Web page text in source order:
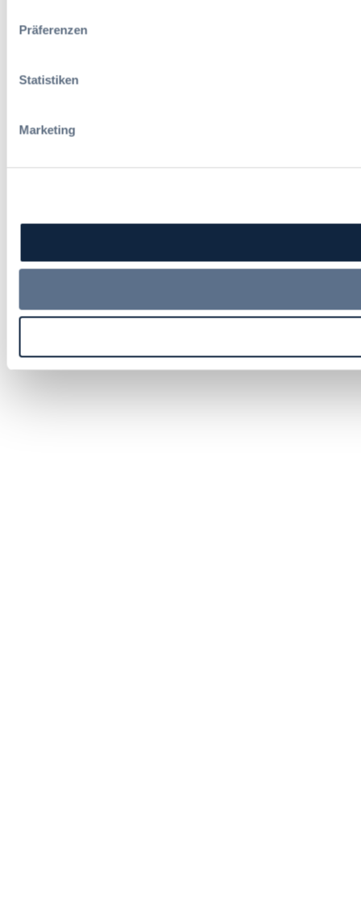
Präferenzen
Statistiken
Marketing